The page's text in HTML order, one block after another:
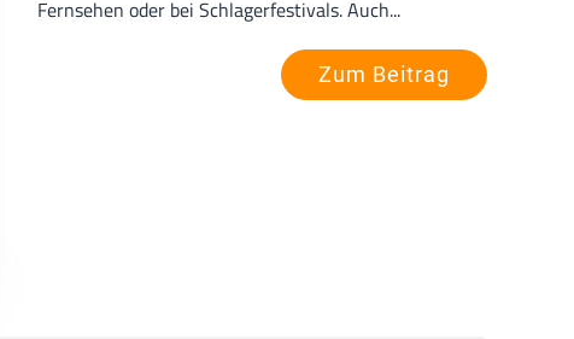
Fernsehen oder bei Schlagerfestivals. Auch...
Zum Beitrag